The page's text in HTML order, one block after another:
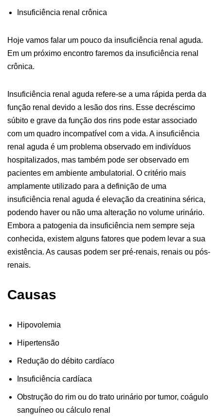
Insuficiência renal crônica
Hoje vamos falar um pouco da insuficiência renal aguda.
Em um próximo encontro faremos da insuficiência renal
crônica.
Insuficiência renal aguda refere-se a uma rápida perda da
função renal devido a lesão dos rins. Esse decréscimo
súbito e grave da função dos rins pode estar associado
com um quadro incompatível com a vida. A insuficiência
renal aguda é um problema observado em indivíduos
hospitalizados, mas também pode ser observado em
pacientes em ambiente ambulatorial. O critério mais
amplamente utilizado para a definição de uma
insuficiência renal aguda é elevação da creatinina sérica,
podendo haver ou não uma alteração no volume urinário.
Embora a patogenia da insuficiência nem sempre seja
conhecida, existem alguns fatores que podem levar a sua
existência. As causas podem ser pré-renais, renais ou pós-
renais.
Causas
Hipovolemia
Hipertensão
Redução do débito cardíaco
Insuficiência cardíaca
Obstrução do rim ou do trato urinário por tumor, coágulo
sanguíneo ou cálculo renal